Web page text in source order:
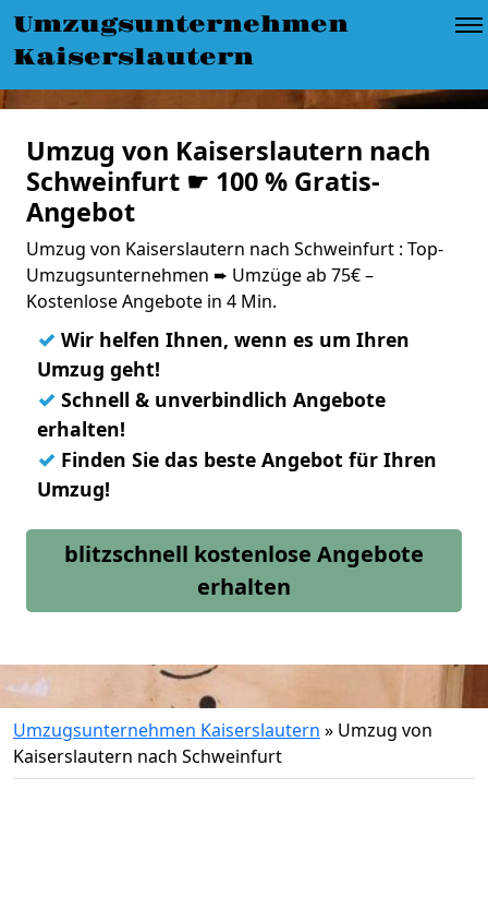
Umzugsunternehmen
Kaiserslautern
Umzug von Kaiserslautern nach
Schweinfurt ☛ 100 % Gratis-
Angebot
Umzug von Kaiserslautern nach Schweinfurt : Top-
Umzugsunternehmen ➨ Umzüge ab 75€ –
Kostenlose Angebote in 4 Min.
✓ Wir helfen Ihnen, wenn es um Ihren
Umzug geht!
✓ Schnell & unverbindlich Angebote
erhalten!
✓ Finden Sie das beste Angebot für Ihren
Umzug!
blitzschnell kostenlose Angebote
erhalten
Umzugsunternehmen Kaiserslautern » Umzug von
Kaiserslautern nach Schweinfurt